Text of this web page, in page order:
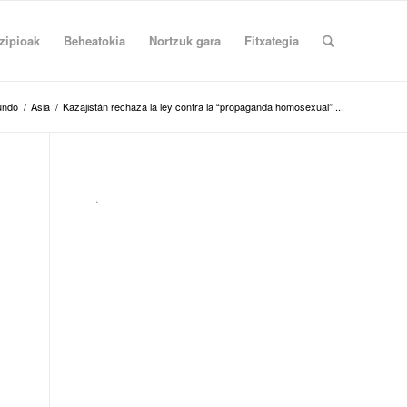
Beheatokia Nortzuk gara Fitxategia
/ Asia / Kazajistán rechaza la ley contra la “propaganda homosexual” ...
.